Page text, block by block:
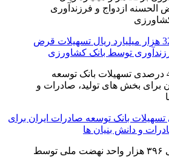
پرداخت افزون بر 32 هزار میلیارد ریال تسهیلات قرض
توسط بانک کشاورزی
درصدی تسهیلات بانک توسعه صادرات ایران برای
و دانش بنیان ها